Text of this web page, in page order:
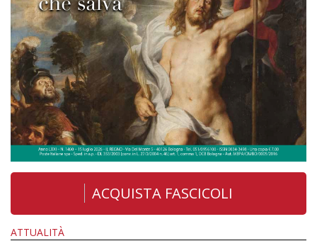
ACQUISTA FASCICOLI
ATTUALITÀ